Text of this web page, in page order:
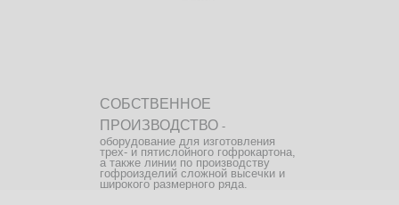
СОБСТВЕННОЕ
ПРОИЗВОДСТВО -
оборудование для изготовления
трех- и пятислойного гофрокартона,
а также линии по производству
гофроизделий сложной высечки и
широкого размерного ряда.